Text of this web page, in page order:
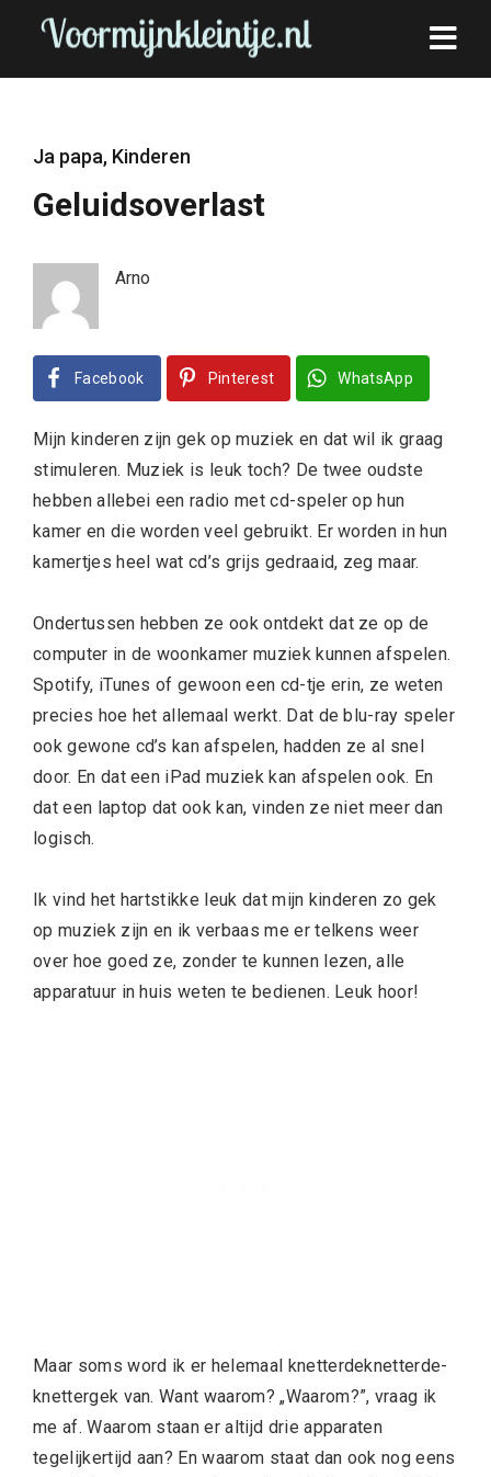
Ja papa, Kinderen
Geluidsoverlast
Arno
Facebook Pinterest WhatsApp
Mijn kinderen zijn gek op muziek en dat wil ik graag
stimuleren. Muziek is leuk toch? De twee oudste
hebben allebei een radio met cd-speler op hun
kamer en die worden veel gebruikt. Er worden in hun
kamertjes heel wat cd’s grijs gedraaid, zeg maar.
Ondertussen hebben ze ook ontdekt dat ze op de
computer in de woonkamer muziek kunnen afspelen.
Spotify, iTunes of gewoon een cd-tje erin, ze weten
precies hoe het allemaal werkt. Dat de blu-ray speler
ook gewone cd’s kan afspelen, hadden ze al snel
door. En dat een iPad muziek kan afspelen ook. En
dat een laptop dat ook kan, vinden ze niet meer dan
logisch.
Ik vind het hartstikke leuk dat mijn kinderen zo gek
op muziek zijn en ik verbaas me er telkens weer
over hoe goed ze, zonder te kunnen lezen, alle
apparatuur in huis weten te bedienen. Leuk hoor!
Maar soms word ik er helemaal knetterdeknetterde-
knettergek van. Want waarom? „Waarom?”, vraag ik
me af. Waarom staan er altijd drie apparaten
tegelijkertijd aan? En waarom staat dan ook nog eens